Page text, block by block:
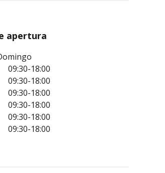
apertura
09:30-18:00
09:30-18:00
09:30-18:00
09:30-18:00
09:30-18:00
09:30-18:00